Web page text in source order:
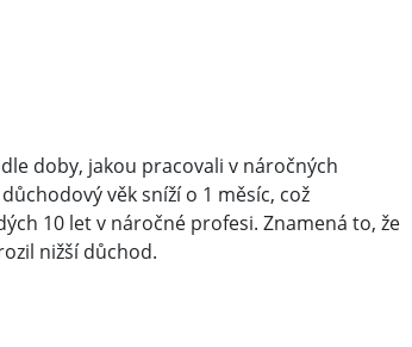
doby, jakou pracovali v náročných
věk sníží o 1 měsíc, což
10 let v náročné profesi. Znamená to, že
nižší důchod.